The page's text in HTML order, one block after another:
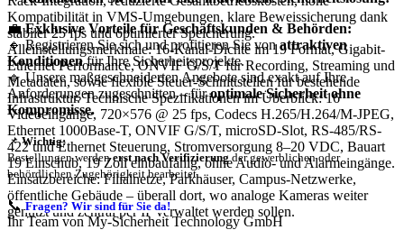
Kompatibilität in VMS-Umgebungen, klare Beweissicherung dank
stabiler 25 fps und optimierter Speicherung.
Alleinstellungsmerkmale: 16-Kanal-Dichte im 19 Format, Gigabit-
Ethernet Performance, ONVIF G/S/T für Recording, Streaming und
Metadaten, sowie flexible Steuer-Schnittstellen für bestehende
Infrastruktur. Technische Spezifikationen im Überblick: 16
Videoeingänge, 720×576 @ 25 fps, Codecs H.265/H.264/M-JPEG,
Ethernet 1000Base-T, ONVIF G/S/T, microSD-Slot, RS-485/RS-
422 und Ethernet Steuerung, Stromversorgung 8–20 VDC, Bauart
19 Einschub, 19 Zoll einbaufähig, ohne Audio- und Alarmeingänge.
Einsatzbereiche: Filialnetze, Parkhäuser, Campus-Netzwerke,
öffentliche Gebäude – überall dort, wo analoge Kameras weiter
genutzt und zentral per IP verwaltet werden sollen.
💼Exklusive Vorteile für Geschäftskunden & Behörden:
🔹 Registrieren Sie sich und profitieren Sie vonattraktiven
Konditionenfür Ihre Sicherheitsprojekte.
🔹 Unsere maßgeschneiderten Angebote sind exakt auf Ihre
Anforderungen zugeschnitten – füroptimale Sicherheit ohne
Kompromisse.
📌Wichtig:
Bestellungen werdenerst nach Verifizierungder gewerblichen oder
behördlichen Zugehörigkeit bearbeitet.
📞Fragen? Wir sind für Sie da!
Ihr Team von My-Sicherheit Technology GmbH